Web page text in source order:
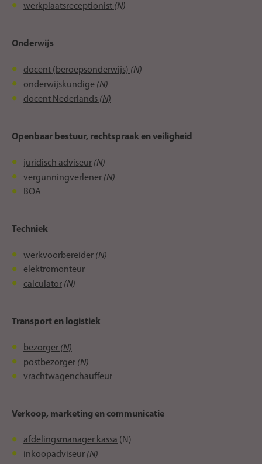
werkplaatsreceptionist (N)
Onderwijs
docent (beroepsonderwijs) (N)
onderwijskundige (N)
docent Nederlands (N)
Openbaar bestuur, rechtspraak en veiligheid
juridisch adviseur (N)
vergunningverlener (N)
BOA
Techniek
werkvoorbereider (N)
elektromonteur
calculator (N)
Transport en logistiek
bezorger (N)
postbezorger (N)
vrachtwagenchauffeur
Verkoop, marketing en communicatie
afdelingsmanager kassa (N)
inkoopadviseur (N)